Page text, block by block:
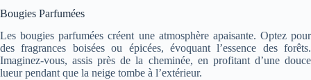
Bougies Parfumées
Les bougies parfumées créent une atmosphère apaisante. Optez pour
des fragrances boisées ou épicées, évoquant l’essence des forêts.
Imaginez-vous, assis près de la cheminée, en profitant d’une douce
lueur pendant que la neige tombe à l’extérieur.